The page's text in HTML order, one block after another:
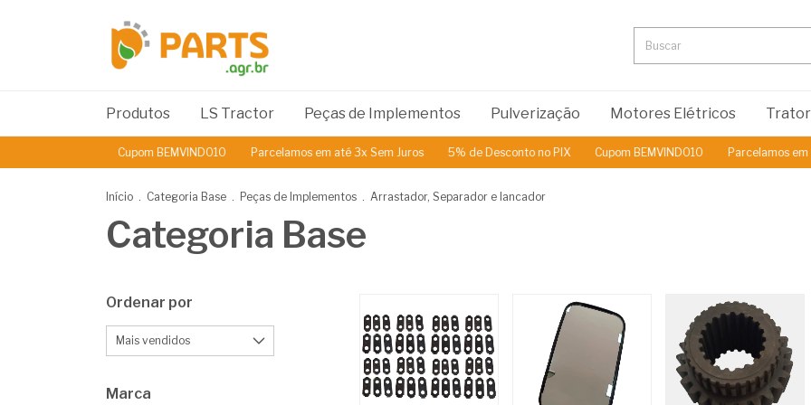
Produtos LS Tractor Peças de Implementos Pulverização Motores Elétricos
Cupom BEMVINDO10 Parcelamos em até 3x Sem Juros 5% de Desconto no PIX Cupom BEMVINDO10 Parcelamos em até 3x
Início . Categoria Base . Peças de Implementos . Arrastador, Separador e lancador
Categoria Base
Ordenar por
Marca